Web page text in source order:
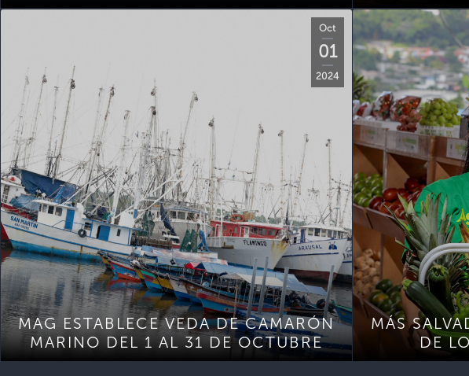
Oct
01
2024
MAG ESTABLECE VEDA DE CAMARÓN
MARINO DEL 1 AL 31 DE OCTUBRE
MÁS
DE